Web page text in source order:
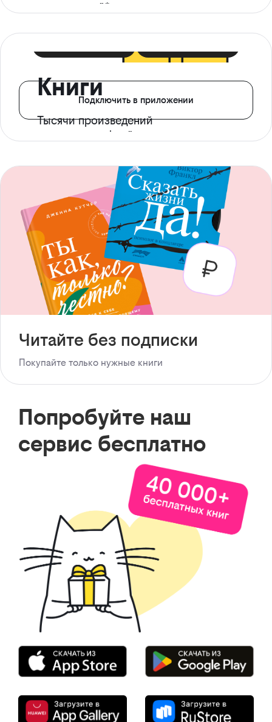
ограничений*
Книги
Тысячи произведений
с доступом офлайн
Подключить в приложении
Читайте без подписки
Покупайте только нужные книги
Попробуйте наш
сервис бесплатно